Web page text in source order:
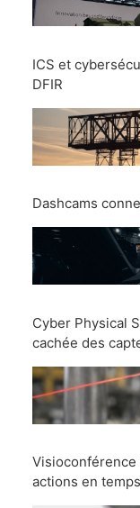
ICS et
DFIR
Dashcams
Cyber Physical
cachée des
actions en